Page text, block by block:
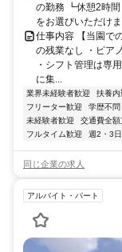
の勤務 ┗休憩2時間
をお選びいただけ
仕事内容 【当園で
の残業なし ・ピア
・シフト管理は専
に集...
業界未経験者歓迎 扶養
フリーター歓迎
学歴不問
未経験者歓迎
交通費全額
フルタイム歓迎
週2・3
同じ企業の求人
アルバイト・パート